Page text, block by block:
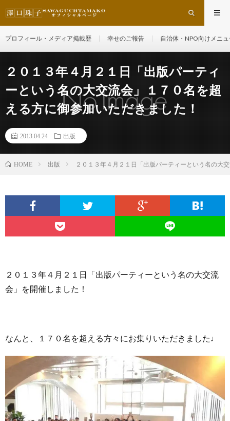
プロフィール・メディア掲載歴 幸せのご報告 自治体・NPO向けメニ
２０１３年４月２１日「出版パーティ
ーという名の大交流会」１７０名を超
える方に御参加いただきました！
2013.04.24 出版
HOME 出版 ２０１３年４月２１日「出版パーティーという名の大
２０１３年４月２１日「出版パーティーという名の大交流
会」を開催しました！
なんと、１７０名を超える方々にお集りいただきました♩